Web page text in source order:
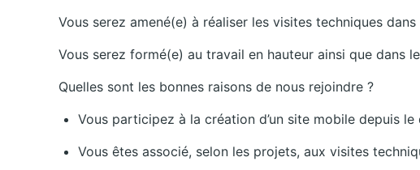
Vous serez amené(e) à réaliser les visites techniques
Vous serez formé(e) au travail en hauteur ainsi que dans
Quelles sont les bonnes raisons de nous rejoindre ?
Vous participez à la création d’un site mobile depuis
Vous êtes associé, selon les projets, aux visites